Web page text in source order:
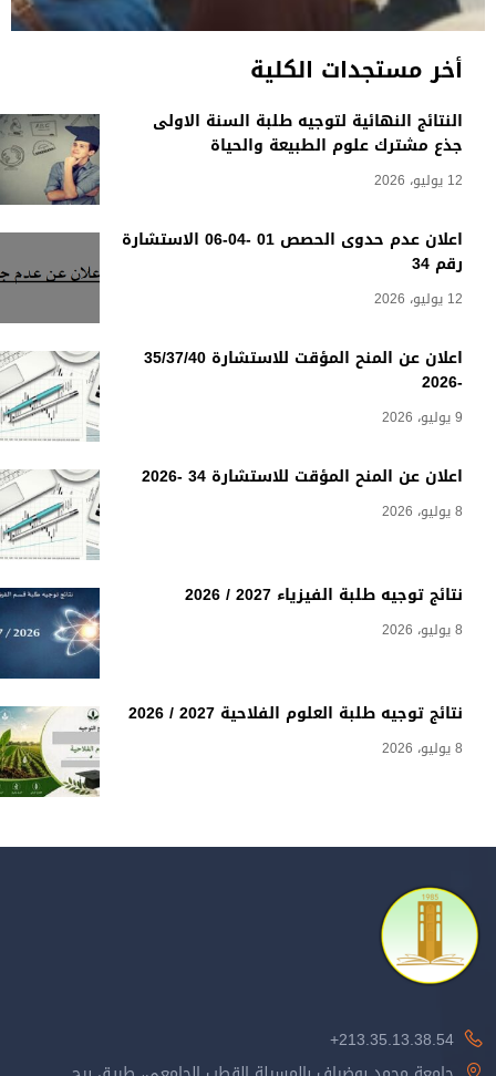
أخر مستجدات الكلية
النتائج النهائية لتوجيه طلبة السنة الاولى
جذع مشترك علوم الطبيعة والحياة
12 يوليو، 2026
اعلان عدم حدوى الحصص 01 -04-06 الاستشارة
رقم 34
12 يوليو، 2026
اعلان عن المنح المؤقت للاستشارة 35/37/40
-2026
9 يوليو، 2026
اعلان عن المنح المؤقت للاستشارة 34 -2026
8 يوليو، 2026
نتائج توجيه طلبة الفيزياء 2027 / 2026
8 يوليو، 2026
نتائج توجيه طلبة العلوم الفلاحية 2027 / 2026
8 يوليو، 2026
213.35.13.38.54+